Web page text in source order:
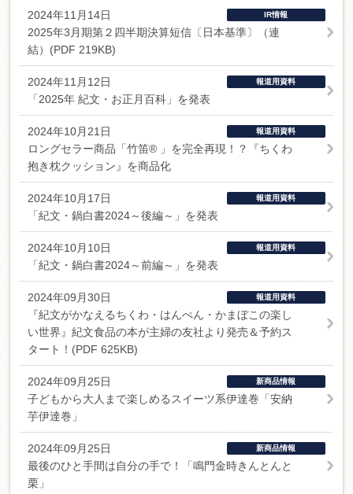
2024年11月14日 IR情報
2025年3月期第２四半期決算短信〔日本基準〕（連
結）(PDF 219KB)
2024年11月12日 報道用資料
「2025年 紀文・お正月百科」を発表
2024年10月21日 報道用資料
ロングセラー商品「竹笛® 」を完全再現！？『ちくわ
抱き枕クッション』を商品化
2024年10月17日 報道用資料
「紀文・鍋白書2024～後編～」を発表
2024年10月10日 報道用資料
「紀文・鍋白書2024～前編～」を発表
2024年09月30日 報道用資料
『紀文がかなえるちくわ・はんぺん・かまぼこの楽し
い世界』紀文食品の本が主婦の友社より発売＆予約ス
タート！(PDF 625KB)
2024年09月25日 新商品情報
子どもから大人まで楽しめるスイーツ系伊達巻「安納
芋伊達巻」
2024年09月25日 新商品情報
最後のひと手間は自分の手で！「鳴門金時きんとんと
栗」